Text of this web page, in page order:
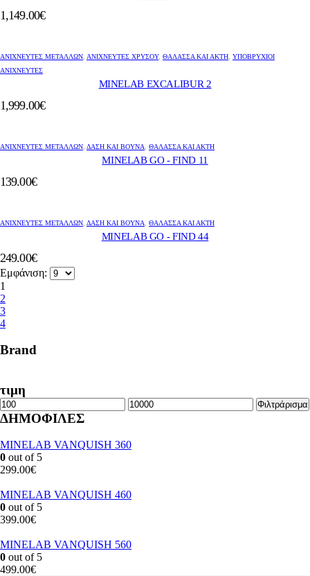
1,149.00€
ΑΝΙΧΝΕΥΤΕΣ ΜΕΤΑΛΛΩΝ ΑΝΙΧΝΕΥΤΈΣ ΧΡΥΣΟΎ, ΘΆΛΑΣΣΑ ΚΑΙ ΑΚΤΉ ΥΠΟΒΡΎΧΙΟΙ
ΑΝΙΧΝΕΥΤΈΣ
MINELAB EXCALIBUR 2
1,999.00€
ΑΝΙΧΝΕΥΤΕΣ ΜΕΤΑΛΛΩΝ ΔΆΣΗ ΚΑΙ ΒΟΥΝΆ ΘΆΛΑΣΣΑ ΚΑΙ ΑΚΤΉ
MINELAB GO - FIND 11
139.00€
ΑΝΙΧΝΕΥΤΕΣ ΜΕΤΑΛΛΩΝ ΔΆΣΗ ΚΑΙ ΒΟΥΝΆ ΘΆΛΑΣΣΑ ΚΑΙ ΑΚΤΉ
MINELAB GO - FIND 44
249.00€
Εμφάνιση:
1
2
3
4
Brand
τιμη
Ελάχιστη
τιμή
Μέγιστη
Φιλτράρισμα
ΔΗΜΟΦΙΛΕΣ
MINELAB VANQUISH 360
0 out of 5
299.00€
MINELAB VANQUISH 460
0 out of 5
399.00€
MINELAB VANQUISH 560
0 out of 5
499.00€